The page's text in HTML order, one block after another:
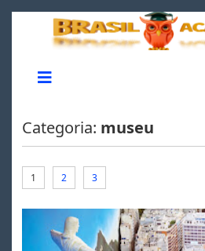
Categoria: museu
1 2 3